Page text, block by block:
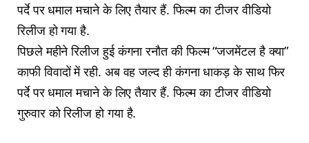
पर्दे पर धमाल मचाने के लिए तैयार हैं. फिल्म का टीजर वीडियो
रिलीज हो गया है.
पिछले महीने रिलीज हुई कंगना रनौत की फिल्म “जजमेंटल है क्या”
काफी विवादों में रही. अब वह जल्द ही कंगना धाकड़ के साथ फिर
पर्दे पर धमाल मचाने के लिए तैयार हैं. फिल्म का टीजर वीडियो
गुरुवार को रिलीज हो गया है.